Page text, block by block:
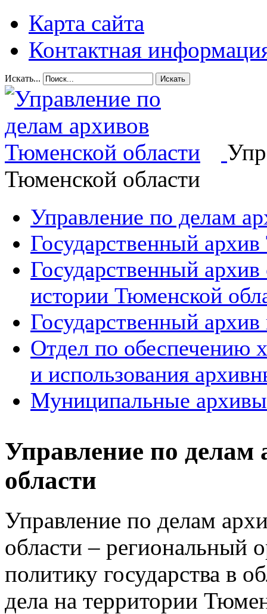
Карта сайта
Контактная
Искать... Искать
Тюменской области
Управление по делам
Государственный
Государственный
истории Тюменской
Государственный архив
Отдел по обеспечению
и использования
Муниципальные архивы
Управление по
области
Управление по делам
области – региональный
политику государства в
дела на территории